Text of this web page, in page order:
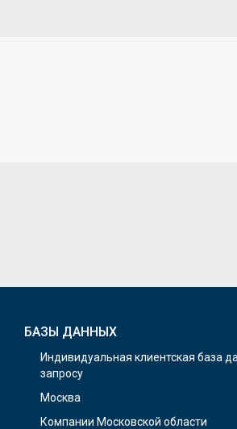
БАЗЫ ДАННЫХ
Индивидуальная клиентская база
запросу
Москва
Компании Московской области